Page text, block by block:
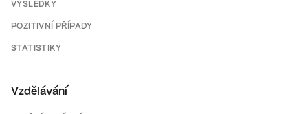
VÝSLEDKY
POZITIVNÍ PŘÍPADY
STATISTIKY
Vzdělávání